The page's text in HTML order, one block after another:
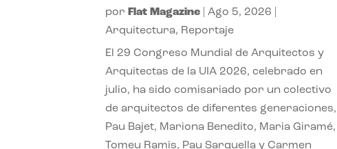
por Flat Magazine |Ago 5, 2026
Arquitectura, Reportaje
El 29 Congreso Mundial de Arquitectos y
Arquitectas de la UIA 2026, celebrado en
julio, ha sido comisariado por un colectivo
de arquitectos de diferentes generaciones,
Pau Bajet, Mariona Benedito, Maria Giramé,
Tomeu Ramis, Pau Sarquella y Carmen